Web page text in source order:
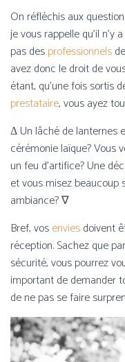
On réfléchis aux
je vous rappelle qu’il n’y
pas desprofessionnels
avez donc le droit de
étant, qu’une fois sortis
prestataire, vous ayez
Δ Un lâché de lanternes
cérémonie laïque? Vous
un feu d’artifice? Une
et vous misez
ambiance? ∇
Bref, vosenviesdoivent
réception. Sachez que
sécurité, vous pourrez
important de demander
de ne pas se faire